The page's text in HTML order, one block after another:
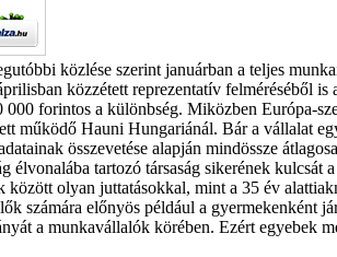
közlése szerint januárban a teljes
közzétett reprezentatív felméréséből
forintos a különbség. Miközben Európa-
működő Hauni Hungariánál. Bár a vállalat
összevetése alapján mindössze
élvonalába tartozó társaság sikerének
között olyan juttatásokkal, mint a 35 év
számára előnyös például a
a munkavállalók körében. Ezért egyebek